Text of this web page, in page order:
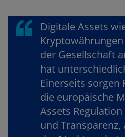
Digitale Assets
der Gesellschaft
hat
Einerseits sorgen
die europäische
Assets
und